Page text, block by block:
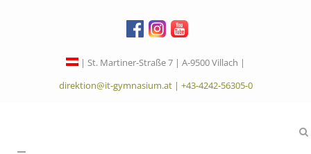
| St. Martiner-Straße 7 | A-9500 Villach |
direktion@it-gymnasium.at| +43-4242-56305-0